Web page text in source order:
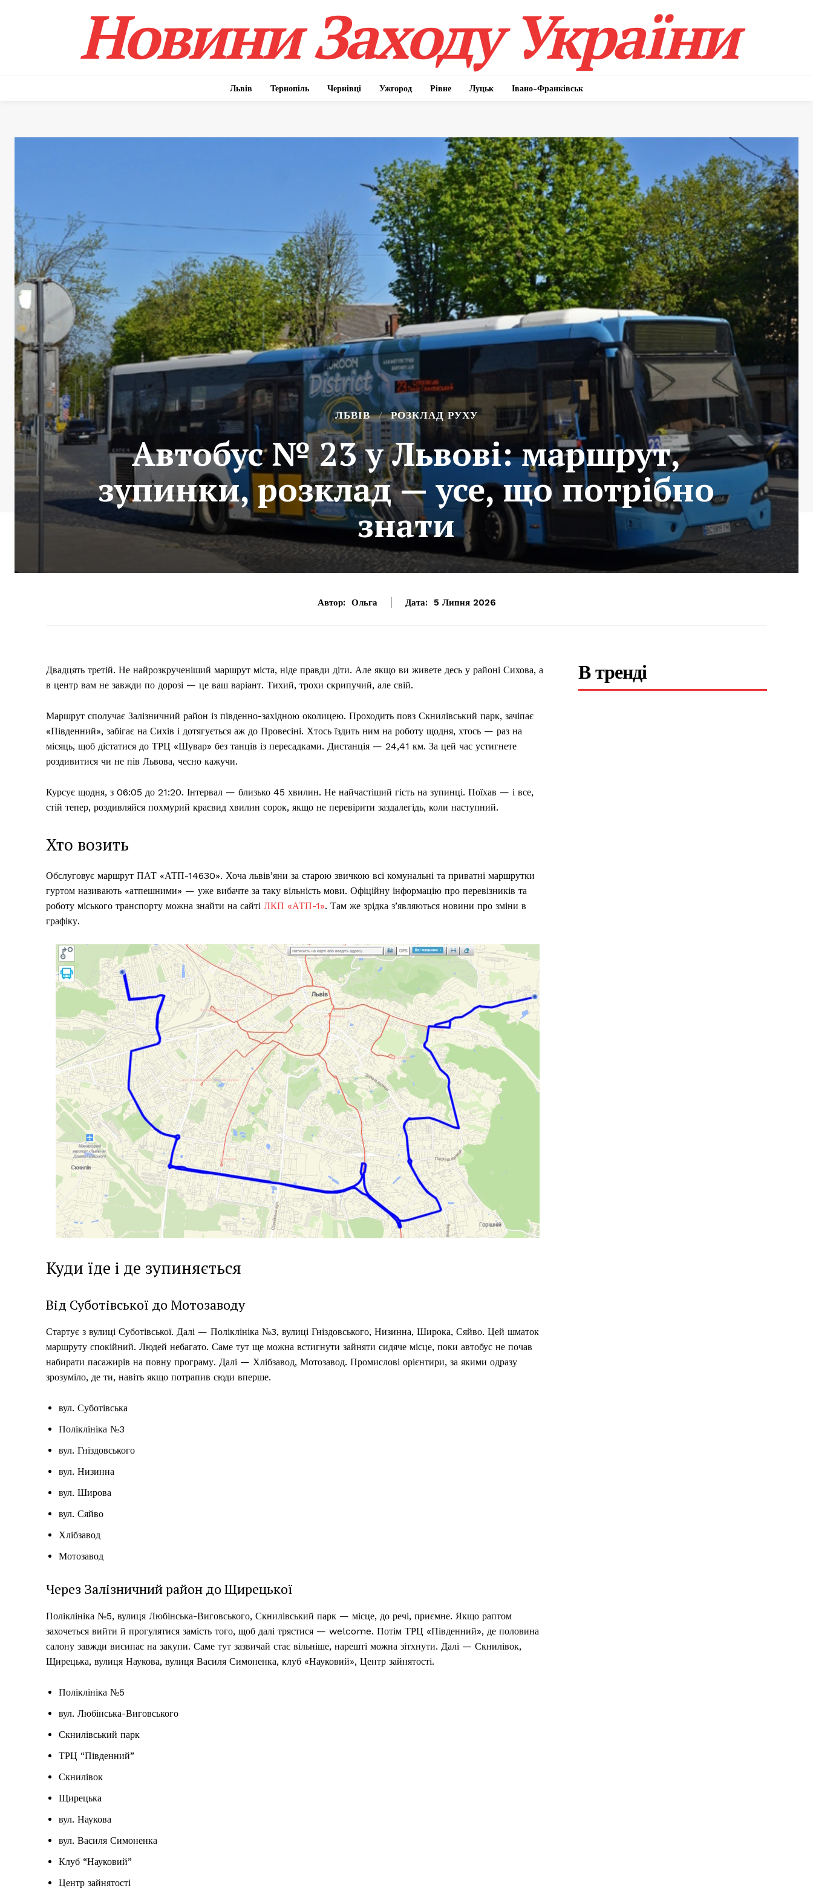
Новини Заходу України
Львів Тернопіль Чернівці Ужгород Рівне Луцьк Івано-Франківськ
ЛЬВІВ РОЗКЛАД РУХУ
Автобус № 23 у Львові: маршрут,
зупинки, розклад — усе, що потрібно
знати
Автор: Ольга Дата: 5 Липня 2026
Двадцять третій. Не найрозкрученіший маршрут міста, ніде правди діти. Але якщо ви живете десь у районі Сихова, а
в центр вам не завжди по дорозі — це ваш варіант. Тихий, трохи скрипучий, але свій.
Маршрут сполучає Залізничний район із південно-західною околицею. Проходить повз Скнилівський парк, зачіпає
«Південний», забігає на Сихів і дотягується аж до Провесіні. Хтось їздить ним на роботу щодня, хтось — раз на
місяць, щоб дістатися до ТРЦ «Шувар» без танців із пересадками. Дистанція — 24,41 км. За цей час устигнете
роздивитися чи не пів Львова, чесно кажучи.
Курсує щодня, з 06:05 до 21:20. Інтервал — близько 45 хвилин. Не найчастіший гість на зупинці. Поїхав — і все,
стій тепер, роздивляйся похмурий краєвид хвилин сорок, якщо не перевірити заздалегідь, коли наступний.
Хто возить
Обслуговує маршрут ПАТ «АТП-14630». Хоча львів’яни за старою звичкою всі комунальні та приватні маршрутки
гуртом називають «атпешними» — уже вибачте за таку вільність мови. Офіційну інформацію про перевізників та
роботу міського транспорту можна знайти на сайті ЛКП «АТП-1». Там же зрідка з’являються новини про зміни в
графіку.
Куди їде і де зупиняється
Від Суботівської до Мотозаводу
Стартує з вулиці Суботівської. Далі — Поліклініка №3, вулиці Гніздовського, Низинна, Широка, Сяйво. Цей шматок
маршруту спокійний. Людей небагато. Саме тут ще можна встигнути зайняти сидяче місце, поки автобус не почав
набирати пасажирів на повну програму. Далі — Хлібзавод, Мотозавод. Промислові орієнтири, за якими одразу
зрозуміло, де ти, навіть якщо потрапив сюди вперше.
вул. Суботівська
Поліклініка №3
вул. Гніздовського
вул. Низинна
вул. Широва
вул. Сяйво
Хлібзавод
Мотозавод
Через Залізничний район до Щирецької
Поліклініка №5, вулиця Любінська-Виговського, Скнилівський парк — місце, до речі, приємне. Якщо раптом
захочеться вийти й прогулятися замість того, щоб далі трястися — welcome. Потім ТРЦ «Південний», де половина
салону завжди висипає на закупи. Саме тут зазвичай стає вільніше, нарешті можна зітхнути. Далі — Скнилівок,
Щирецька, вулиця Наукова, вулиця Василя Симоненка, клуб «Науковий», Центр зайнятості.
Поліклініка №5
вул. Любінська-Виговського
Скнилівський парк
ТРЦ “Південний”
Скнилівок
Щирецька
вул. Наукова
вул. Василя Симоненка
Клуб “Науковий”
Центр зайнятості
В тренді